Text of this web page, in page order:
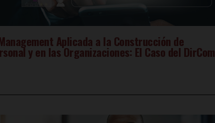
Aplicada a la Construcción de
y en las Organizaciones: El Caso del DirCom